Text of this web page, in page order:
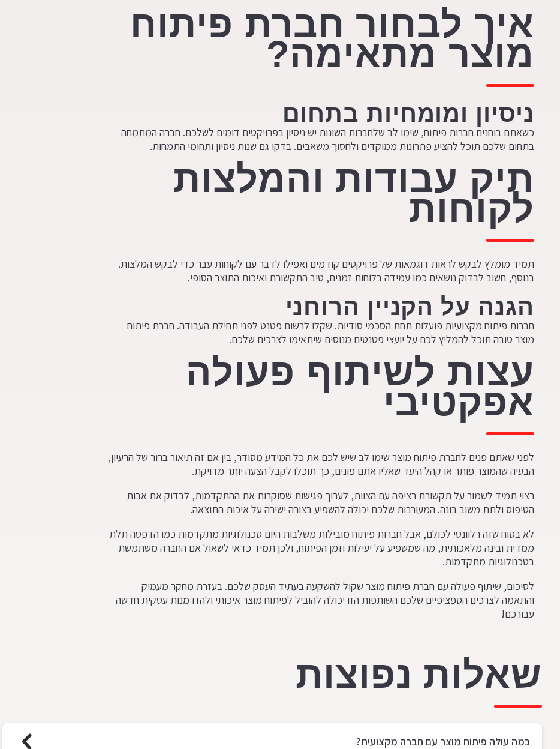
איך לבחור חברת פיתוח
מוצר מתאימה?
ניסיון ומומחיות בתחום
כשאתם בוחנים חברות פיתוח, שימו לב שלחברות השונות יש ניסיון בפרויקטים דומים לשלכם. חברה המתמחה
בתחום שלכם תוכל להציע פתרונות ממוקדים ולחסוך משאבים. בדקו גם שנות ניסיון ותחומי התמחות.
תיק עבודות והמלצות
לקוחות
תמיד מומלץ לבקש לראות דוגמאות של פרויקטים קודמים ואפילו לדבר עם לקוחות עבר כדי לבקש המלצות.
בנוסף, חשוב לבדוק נושאים כמו עמידה בלוחות זמנים, טיב התקשורת ואיכות התוצר הסופי.
הגנה על הקניין הרוחני
חברות פיתוח מקצועיות פועלות תחת הסכמי סודיות. שקלו לרשום פטנט לפני תחילת העבודה. חברת פיתוח
מוצר טובה תוכל להמליץ לכם על יועצי פטנטים מנוסים שיתאימו לצרכים שלכם.
עצות לשיתוף פעולה
אפקטיבי
לפני שאתם פנים לחברת פיתוח מוצר שימו לב שיש לכם את כל המידע מסודר, בין אם זה תיאור ברור של הרעיון,
הבעיה שהמוצר פותר או קהל היעד שאליו אתם פונים, כך תוכלו לקבל הצעה יותר מדויקת.
רצוי תמיד לשמור על תקשורת רציפה עם הצוות, לערוך פגישות שסוקרות את ההתקדמות, לבדוק את אבות
הטיפוס ולתת משוב בונה. המעורבות שלכם יכולה להשפיע בצורה ישירה על איכות התוצאה.
לא בטוח שזה רלוונטי לכולם, אבל חברות פיתוח מובילות משלבות היום טכנולוגיות מתקדמות כמו הדפסה תלת
ממדית ובינה מלאכותית, מה שמשפיע על יעילות וזמן הפיתוח, ולכן תמיד כדאי לשאול אם החברה משתמשת
בטכנולוגיות מתקדמות.
לסיכום, שיתוף פעולה עם חברת פיתוח מוצר שקול להשקעה בעתיד העסק שלכם. בעזרת מחקר מעמיק
והתאמה לצרכים הספציפיים שלכם השותפות הזו יכולה להוביל לפיתוח מוצר איכותי ולהזדמנות עסקית חדשה
עבורכם!
שאלות נפוצות
כמה עולה פיתוח מוצר עם חברה מקצועית?